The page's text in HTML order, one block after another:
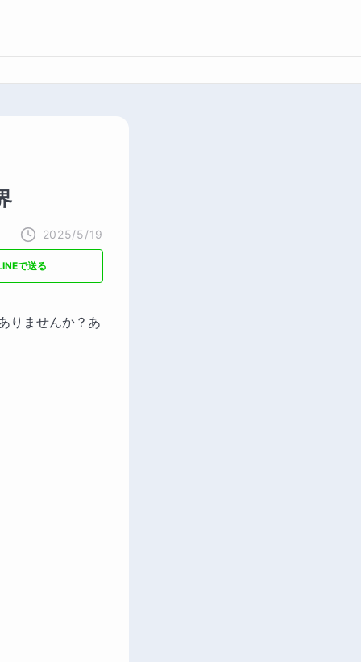
2025/5/19
で送る
りませんか？あ